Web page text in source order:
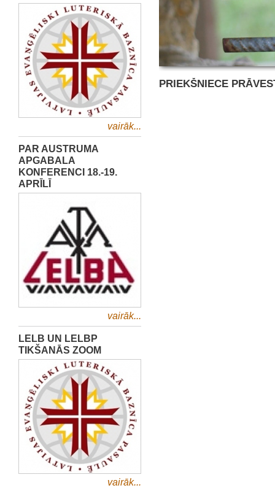
vairāk...
PAR AUSTRUMA
APGABALA
KONFERENCI 18.-19.
APRĪLĪ
vairāk...
LELB UN LELBP
TIKŠANĀS ZOOM
vairāk...
PRIEKŠNIECE